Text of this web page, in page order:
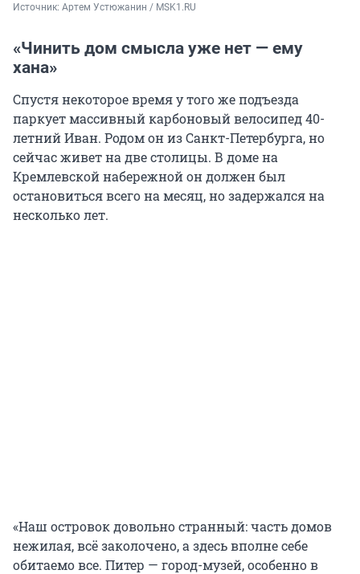
Источник: Артем Устюжанин / MSK1.RU
«Чинить дом смысла уже нет — ему
хана»
Спустя некоторое время у того же подъезда
паркует массивный карбоновый велосипед 40-
летний Иван. Родом он из Санкт-Петербурга, но
сейчас живет на две столицы. В доме на
Кремлевской набережной он должен был
остановиться всего на месяц, но задержался на
несколько лет.
«Наш островок довольно странный: часть домов
нежилая, всё заколочено, а здесь вполне себе
обитаемо все. Питер — город-музей, особенно в